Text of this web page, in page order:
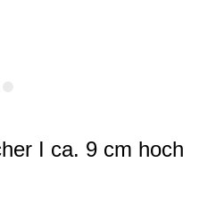
I ca. 9 cm hoch